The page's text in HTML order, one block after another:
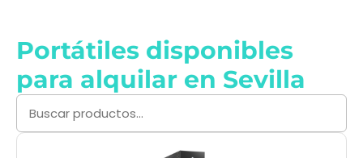
Portátiles disponibles
para alquilar en Sevilla